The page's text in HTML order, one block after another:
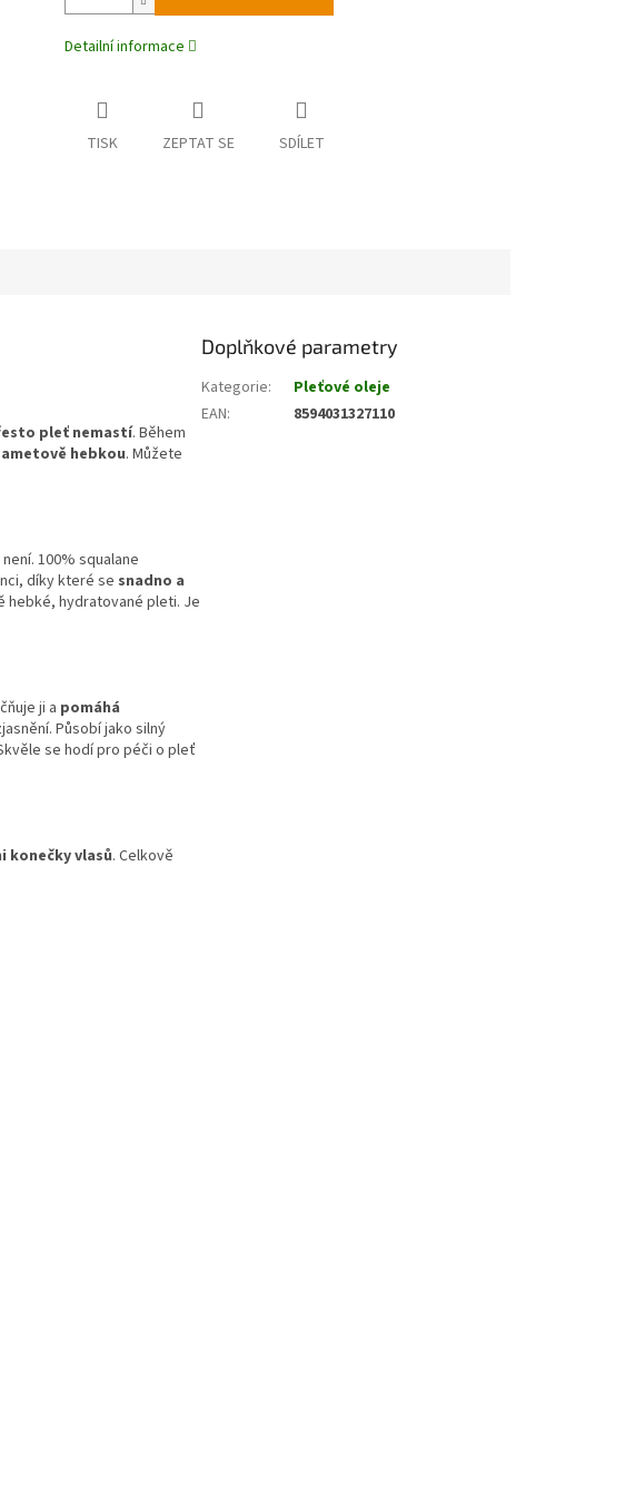
Detailní informace
TISK ZEPTAT SE SDÍLET
pleťnemastí. Během
hebkou. Můžete
100% squalane
díky které se snadno a
hebké, hydratované pleti. Je
ji a pomáhá
Působí jako silný
se hodí pro péči o pleť
konečky vlasů. Celkově
Doplňkové parametry
Kategorie:
Pleťové oleje
EAN: 8594031327110